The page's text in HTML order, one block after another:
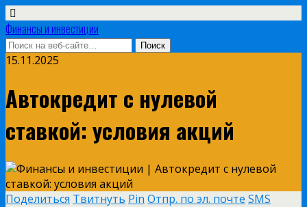
Финансы и инвестиции
15.11.2025
Автокредит с нулевой
ставкой: условия акций
Поделиться Твитнуть Pin Отпр. по эл. почте SMS